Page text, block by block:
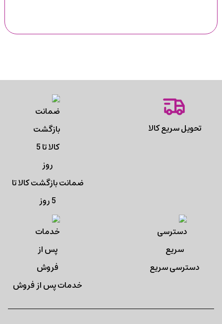
تحویل سریع کالا
ضمانت بازگشت کالا تا
5 روز
دسترسی سریع
خدمات پس از فروش